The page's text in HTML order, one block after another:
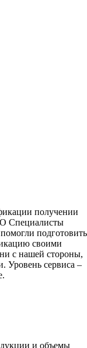
получении
Специалисты
подготовить
своими
с нашей стороны,
Уровень сервиса –
и объемы